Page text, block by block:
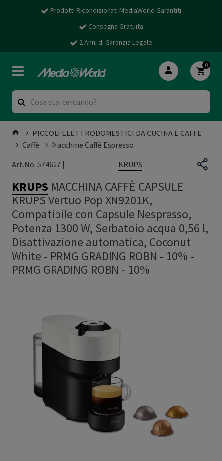
Prodotti Ricondizionati MediaWorld Garantiti
Consegna Gratuita
2 Anni di Garanzia Legale
0
PICCOLI ELETTRODOMESTICI DA CUCINA E CAFFE'
Caffè
Macchine Caffè Espresso
Art.No. 574627 |
KRUPS
KRUPS MACCHINA CAFFÈ CAPSULE
KRUPS Vertuo Pop XN9201K,
Compatibile con Capsule Nespresso,
Potenza 1300 W, Serbatoio acqua 0,56 l,
Disattivazione automatica, Coconut
White - PRMG GRADING ROBN - 10% -
PRMG GRADING ROBN - 10%